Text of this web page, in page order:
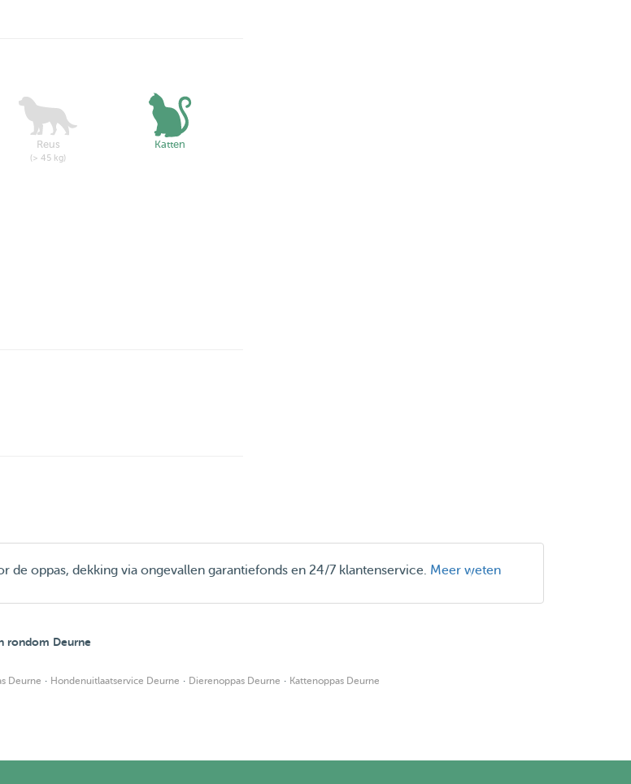
Reus
(> 45 kg)
Katten
oppas, dekking via ongevallen garantiefonds en 24/7 klantenservice. Meer weten
rondom Deurne
Deurne · Hondenuitlaatservice Deurne · Dierenoppas Deurne · Kattenoppas Deurne